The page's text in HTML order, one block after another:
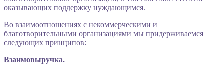
оказывающих поддержку нуждающимся.
Во взаимоотношениях с некоммерческими и
благотворительными организациями мы придерживаемся
следующих принципов:
Взаимовыручка.